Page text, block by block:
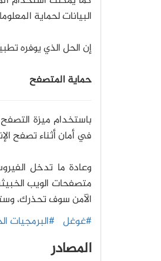
البيانات لحماية
إن الحل الذي يوفره
حماية المتصفح
باستخدام ميزة
في أمان أثناء تصفح
وعادة ما تدخل
متصفحات الويب
الآمن سوف تحذرك،
#غوغل #البرمجيات
المصادر